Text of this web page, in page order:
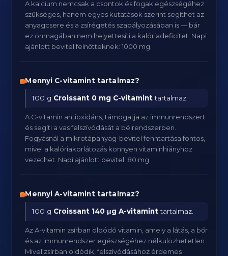
A kalcium nemcsak a csontok és fogak egészségéhez
szükséges, hanem egyes kutatások szerint segíthet az
anyagcsere és a zsírégetés szabályozásában is — bár
ez önmagában nem helyettesíti a kalóriadeficitet. Napi
ajánlott bevitel felnőtteknek: 1000 mg.
Mennyi C-vitamint tartalmaz?
100 g Croissant 0 mg C-vitaminttartalmaz.
A C-vitamin antioxidáns, támogatja az immunrendszert
és segíti a vas felszívódását a bélrendszerben.
Fogyásnál a mikrotápanyag-bevitel fenntartása fontos,
mivel a kalóriakorlátozás könnyen vitaminhiányhoz
vezethet. Napi ajánlott bevitel: 80 mg.
Mennyi A-vitamint tartalmaz?
100 g Croissant 140 μg A-vitaminttartalmaz.
Az A-vitamin zsírban oldódó vitamin, amely a látás, a bőr
és az immunrendszer egészségéhez nélkülözhetetlen.
Mivel zsírban oldódik, felszívódásához érdemes